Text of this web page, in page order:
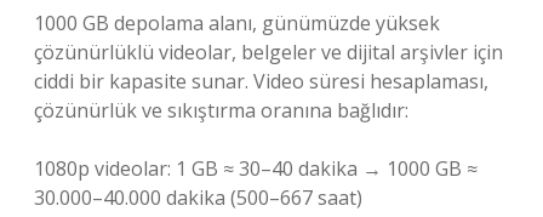
1000 GB depolama alanı, günümüzde yüksek
çözünürlüklü videolar, belgeler ve dijital arşivler için
ciddi bir kapasite sunar. Video süresi hesaplaması,
çözünürlük ve sıkıştırma oranına bağlıdır:
1080p videolar: 1 GB ≈ 30–40 dakika → 1000 GB ≈
30.000–40.000 dakika (500–667 saat)